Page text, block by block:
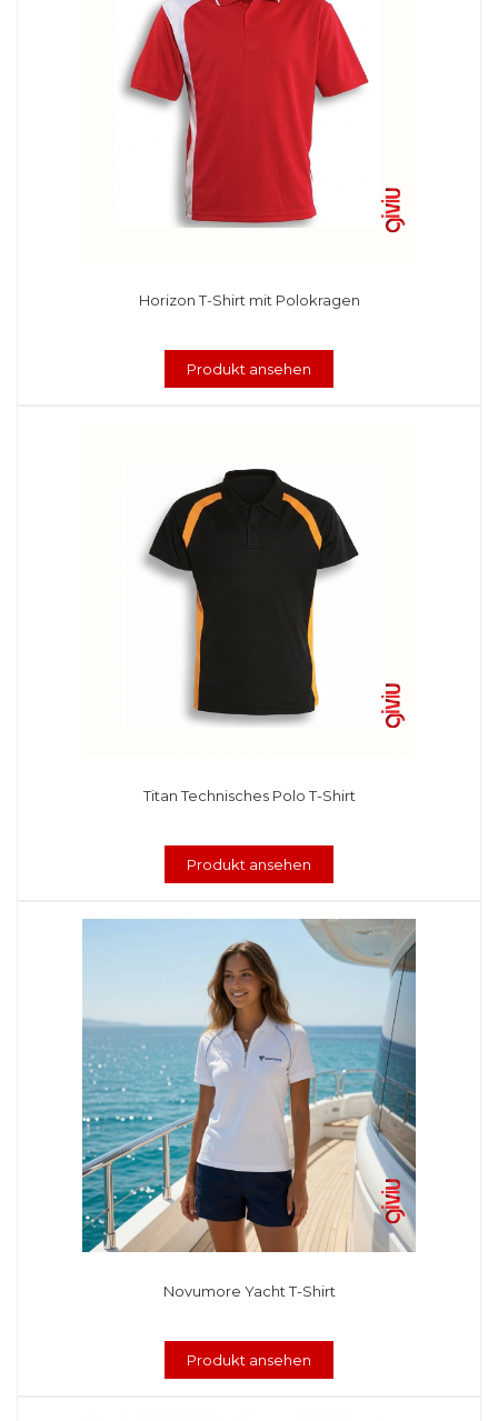
Horizon T-Shirt mit Polokragen
Produkt ansehen
Titan Technisches Polo T-Shirt
Produkt ansehen
Novumore Yacht T-Shirt
Produkt ansehen